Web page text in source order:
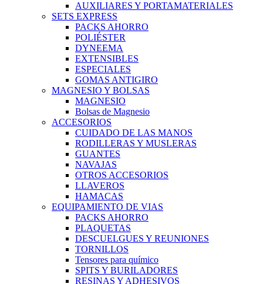
AUXILIARES Y PORTAMATERIALES
SETS EXPRESS
PACKS AHORRO
POLIÉSTER
DYNEEMA
EXTENSIBLES
ESPECIALES
GOMAS ANTIGIRO
MAGNESIO Y BOLSAS
MAGNESIO
Bolsas de Magnesio
ACCESORIOS
CUIDADO DE LAS MANOS
RODILLERAS Y MUSLERAS
GUANTES
NAVAJAS
OTROS ACCESORIOS
LLAVEROS
HAMACAS
EQUIPAMIENTO DE VIAS
PACKS AHORRO
PLAQUETAS
DESCUELGUES Y REUNIONES
TORNILLOS
Tensores para químico
SPITS Y BURILADORES
RESINAS Y ADHESIVOS